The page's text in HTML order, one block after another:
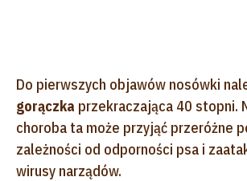
Do pierwszych objawów nosówki
gorączka przekraczająca 40 stopni.
choroba ta może przyjąć przeróżne
zależności od odporności psa i
wirusy narządów.